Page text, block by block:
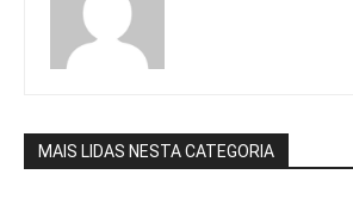
MAIS LIDAS NESTA CATEGORIA